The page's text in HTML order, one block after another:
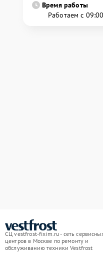
Время работы
Работаем с
СЦ vestfrost-fixim.ru - сеть
центров в Москве по ремонту и
обслуживанию техники Vestfrost